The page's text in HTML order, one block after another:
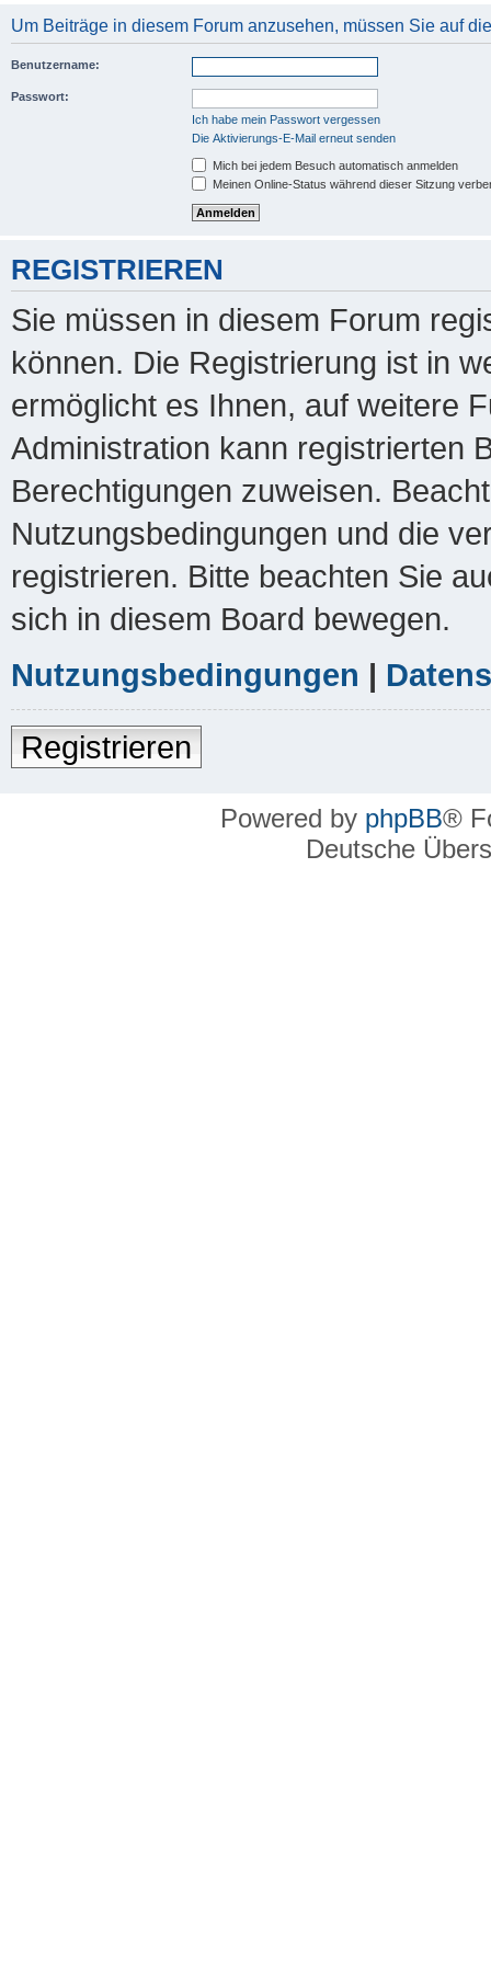
Um Beiträge in diesem Forum anzusehen, müssen Sie auf
Benutzername:
Passwort:
Ich habe mein Passwort vergessen
Die Aktivierungs-E-Mail erneut senden
Mich bei jedem Besuch automatisch anmelden
Meinen Online-Status während dieser Sitzung
REGISTRIEREN
Sie müssen in diesem Forum
können. Die Registrierung ist in
ermöglicht es Ihnen, auf weitere
Administration kann registrierten
Berechtigungen zuweisen.
Nutzungsbedingungen und die
registrieren. Bitte beachten Sie
sich in diesem Board bewegen.
Nutzungsbedingungen |
Registrieren
Powered by phpBB®
Deutsche